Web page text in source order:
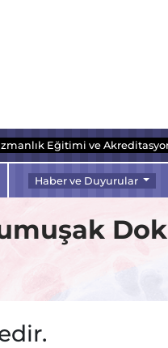
Eğitimi ve
Haber ve Duyurular